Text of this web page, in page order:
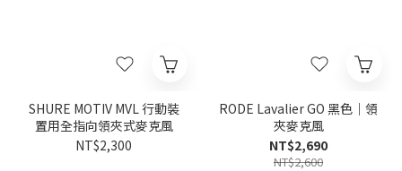
SHURE MOTIV MVL 行動裝
置用全指向領夾式麥克風
NT$2,300
RODE Lavalier GO 黑色｜領
夾麥克風
NT$2,690
NT$2,600